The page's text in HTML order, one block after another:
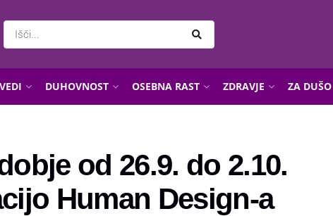
DUHOVNOST OSEBNA RAST ZDRAVJE ZA DUŠO
od 26.9. do 2.10.
Human Design-a